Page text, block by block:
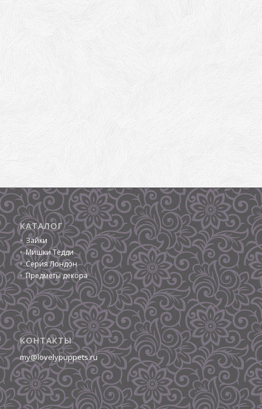
КАТАЛОГ
Зайки
Мишки Тедди
Серия Лондон
Предметы декора
КОНТАКТЫ
my@lovelypuppets.ru